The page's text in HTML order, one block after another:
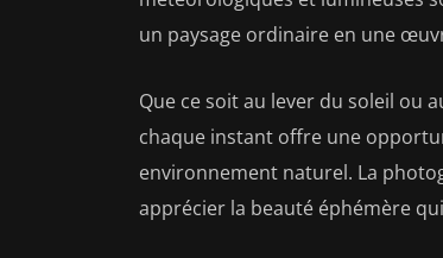
un paysage ordinaire en une
Que ce soit au lever du soleil ou
chaque instant offre une
environnement naturel. La
apprécier la beauté éphémère